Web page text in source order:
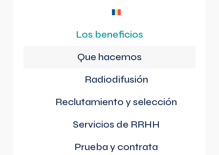
Los beneficios
Que hacemos
Radiodifusión
Reclutamiento y selección
Servicios de RRHH
Prueba y contrata